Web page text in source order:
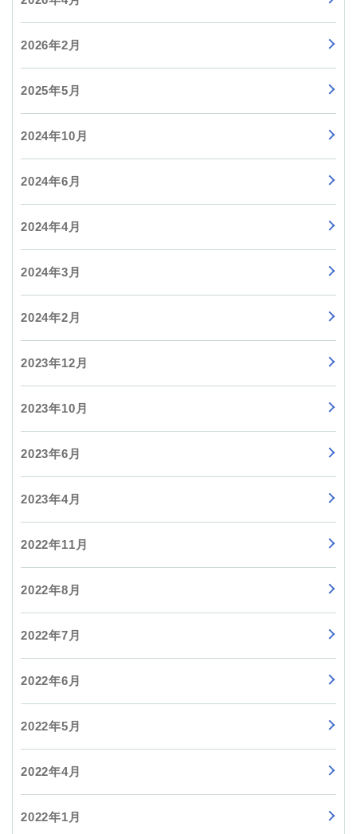
2026年2月
2025年5月
2024年10月
2024年6月
2024年4月
2024年3月
2024年2月
2023年12月
2023年10月
2023年6月
2023年4月
2022年11月
2022年8月
2022年7月
2022年6月
2022年5月
2022年4月
2022年1月